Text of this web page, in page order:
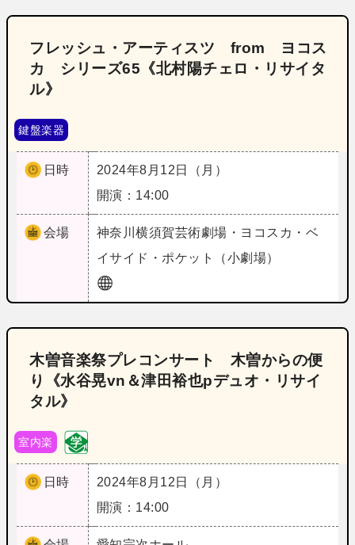
フレッシュ・アーティスツ from ヨコス
カ シリーズ65《北村陽チェロ・リサイタ
ル》
鍵盤楽器
日時
2024年8月12日（月）
開演：14:00
会場 神奈川横須賀芸術劇場・ヨコスカ・ベ
イサイド・ポケット（小劇場）
木曽音楽祭プレコンサート 木曽からの便
り《水谷晃vn＆津田裕也pデュオ・リサイ
タル》
室内楽
日時
2024年8月12日（月）
開演：14:00